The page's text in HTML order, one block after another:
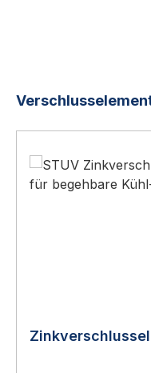
Produktgalerie